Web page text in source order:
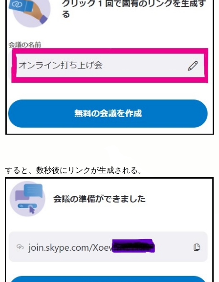
すると、数秒後にリンクが生成される。